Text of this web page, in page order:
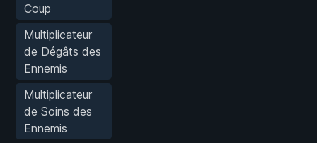
Coup
Multiplicateur
de Dégâts des
Ennemis
Multiplicateur
de Soins des
Ennemis